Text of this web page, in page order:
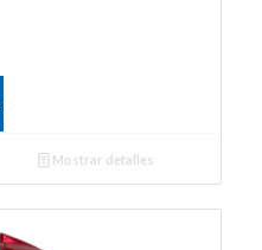
Mostrar detalles